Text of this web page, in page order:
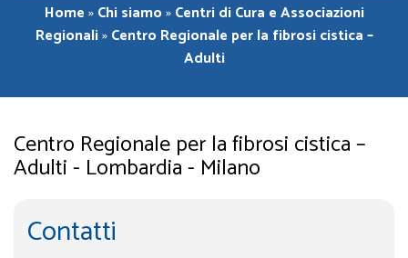
Home»Chi siamo»Centri di Cura e Associazioni
Regionali»Centro Regionale per la fibrosi cistica –
Adulti
Centro Regionale per la fibrosi cistica –
Adulti - Lombardia - Milano
Contatti